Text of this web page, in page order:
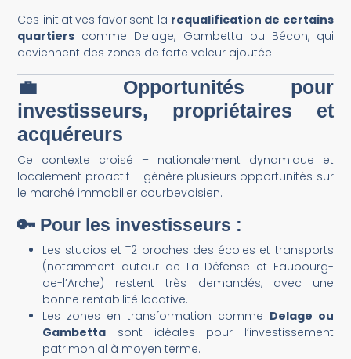
Ces initiatives favorisent la requalification de certains
quartiers comme Delage, Gambetta ou Bécon, qui
deviennent des zones de forte valeur ajoutée.
💼 Opportunités pour
investisseurs, propriétaires et
acquéreurs
Ce contexte croisé – nationalement dynamique et
localement proactif – génère plusieurs opportunités sur
le marché immobilier courbevoisien.
🔑 Pour les investisseurs :
Les studios et T2 proches des écoles et transports
(notamment autour de La Défense et Faubourg-
de-l’Arche) restent très demandés, avec une
bonne rentabilité locative.
Les zones en transformation comme Delage ou
Gambetta sont idéales pour l’investissement
patrimonial à moyen terme.